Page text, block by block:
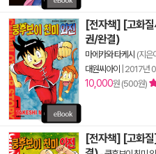
[전자책] [고화
권/완결)
마에카와 타케시 (지은
대원씨아이
2017년
10,000원 (500원)
[전자책] [고화